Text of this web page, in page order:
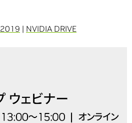
| NVIDIA DRIVE